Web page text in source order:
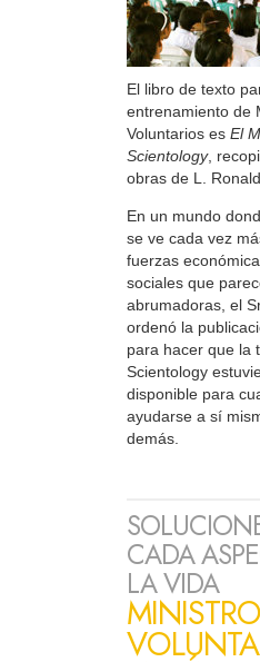
El libro de texto
entrenamiento de
Voluntarios es El
Scientology,
obras de L.
En un mundo
se ve cada vez
fuerzas
sociales que
abrumadoras, el
ordenó la
para hacer que la
Scientology
disponible para
ayudarse a sí
demás.
CADA
LA VIDA